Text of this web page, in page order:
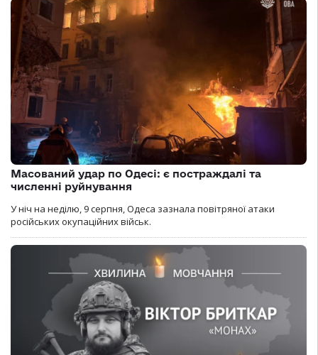
Масований удар по Одесі: є постраждалі та
численні руйнування
У ніч на неділю, 9 серпня, Одеса зазнала повітряної атаки
російських окупаційних військ.